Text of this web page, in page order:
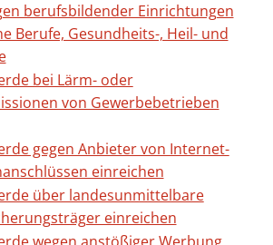
berufsbildender Einrichtungen
Berufe, Gesundheits-, Heil- und
bei Lärm- oder
von Gewerbebetrieben
gegen Anbieter von Internet-
einreichen
über landesunmittelbare
einreichen